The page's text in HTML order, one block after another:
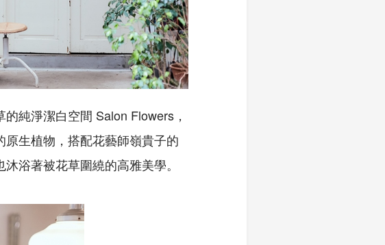
的純淨潔白空間 Salon Flowers ，
生植物，搭配花藝師嶺貴子的
浴著被花草圍繞的高雅美學。